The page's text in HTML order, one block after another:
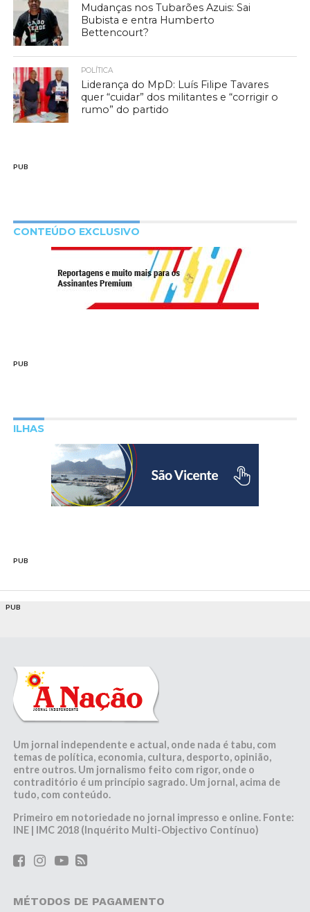
Mudanças nos Tubarões Azuis: Sai
Bubista e entra Humberto
Bettencourt?
POLÍTICA
Liderança do MpD: Luís Filipe Tavares
quer “cuidar” dos militantes e “corrigir o
rumo” do partido
PUB
CONTEÚDO EXCLUSIVO
PUB
ILHAS
PUB
PUB
Um jornal independente e actual, onde nada é tabu, com
temas de política, economia, cultura, desporto, opinião,
entre outros. Um jornalismo feito com rigor, onde o
contraditório é um princípio sagrado. Um jornal, acima de
tudo, com conteúdo.
Primeiro em notoriedade no jornal impresso e online. Fonte:
INE | IMC 2018 (Inquérito Multi-Objectivo Contínuo)
MÉTODOS DE PAGAMENTO